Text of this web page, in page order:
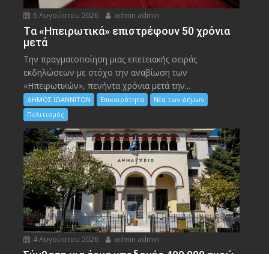
6 Αυγούστου 2026 admin admin
Tα «Ηπειρωτικά» επιστρέφουν 50 χρόνια
μετά
Την πραγματοποίηση μιας επετειακής σειράς
εκδηλώσεων με στόχο την αναβίωση των
«Ηπειρωτικών», πενήντα χρόνια μετά την...
ΔΗΜΟΣ ΙΩΑΝΝΙΤΩΝ Επικαιρότητα
Νέα των Δήμων
Πολιτισμός
4 Αυγούστου 2026 admin admin